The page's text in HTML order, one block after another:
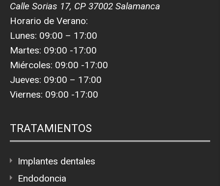
Calle Sorias 17, CP 37002 Salamanca
Horario de Verano:
Lunes: 09:00 – 17:00
Martes: 09:00 -17:00
Miércoles: 09:00 -17:00
Jueves: 09:00 – 17:00
Viernes: 09:00 -17:00
TRATAMIENTOS
Implantes dentales
Endodoncia